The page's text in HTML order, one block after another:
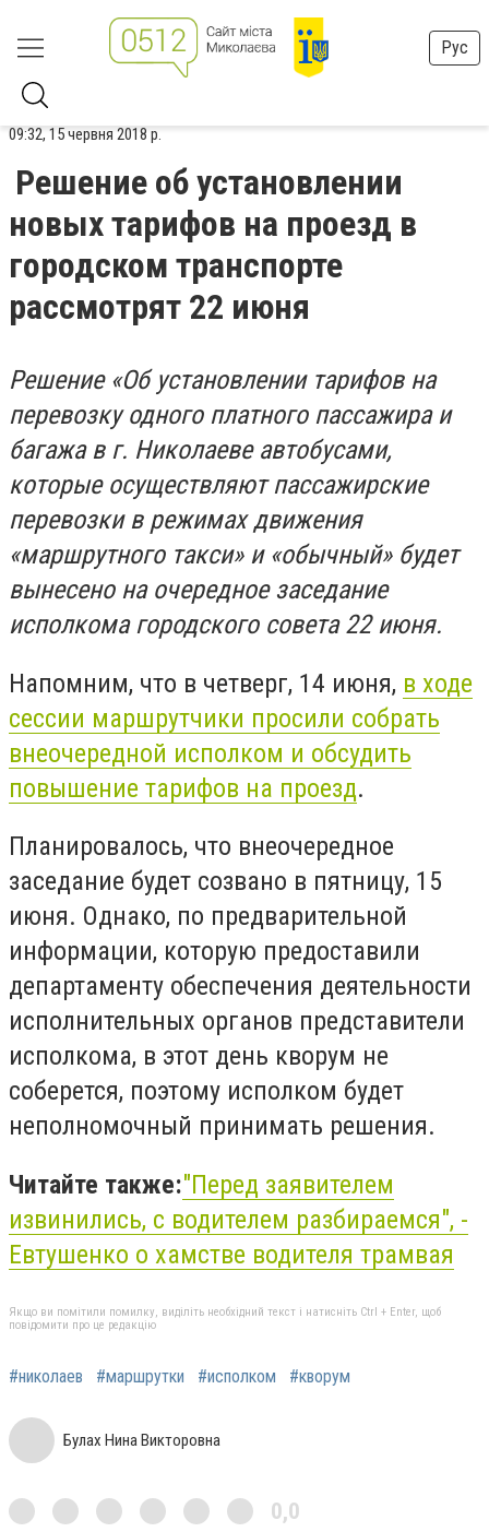
Рус
09:32, 15 червня 2018 р.
Решение об установлении
новых тарифов на проезд в
городском транспорте
рассмотрят 22 июня
Решение «Об установлении тарифов на
перевозку одного платного пассажира и
багажа в г. Николаеве автобусами,
которые осуществляют пассажирские
перевозки в режимах движения
«маршрутного такси» и «обычный» будет
вынесено на очередное заседание
исполкома городского совета 22 июня.
Напомним, что в четверг, 14 июня, в ходе
сессии маршрутчики просили собрать
внеочередной исполком и обсудить
повышение тарифов на проезд.
Планировалось, что внеочередное
заседание будет созвано в пятницу, 15
июня. Однако, по предварительной
информации, которую предоставили
департаменту обеспечения деятельности
исполнительных органов представители
исполкома, в этот день кворум не
соберется, поэтому исполком будет
неполномочный принимать решения.
Читайте также:"Перед заявителем
извинились, с водителем разбираемся", -
Евтушенко о хамстве водителя трамвая
Якщо ви помітили помилку, виділіть необхідний текст і натисніть Ctrl + Enter, щоб
повідомити про це редакцію
#николаев #маршрутки #исполком #кворум
Булах Нина Викторовна
0,0